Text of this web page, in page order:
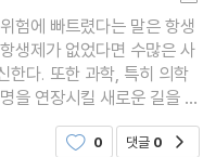
험에 빠트렸다는 말은 항생
히 의학
을 연장시킬 새로운 길을 찾
다. ‘안아키’사태에서도 보
0 댓글 0